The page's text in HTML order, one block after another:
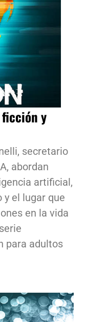
y
secretario
abordan
artificial,
el lugar que
en la vida
para adultos